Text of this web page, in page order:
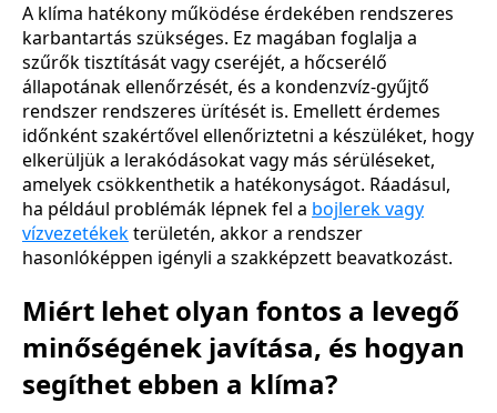
A klíma hatékony működése érdekében rendszeres
karbantartás szükséges. Ez magában foglalja a
szűrők tisztítását vagy cseréjét, a hőcserélő
állapotának ellenőrzését, és a kondenzvíz-gyűjtő
rendszer rendszeres ürítését is. Emellett érdemes
időnként szakértővel ellenőriztetni a készüléket, hogy
elkerüljük a lerakódásokat vagy más sérüléseket,
amelyek csökkenthetik a hatékonyságot. Ráadásul,
ha például problémák lépnek fel a bojlerek vagy
vízvezetékekterületén, akkor a rendszer
hasonlóképpen igényli a szakképzett beavatkozást.
Miért lehet olyan fontos a levegő
minőségének javítása, és hogyan
segíthet ebben a klíma?